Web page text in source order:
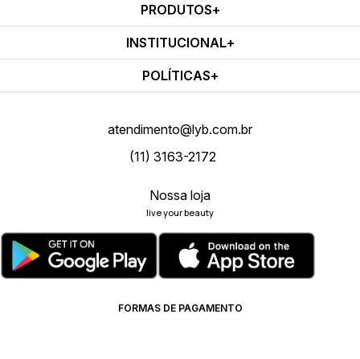
PRODUTOS
INSTITUCIONAL
POLÍTICAS
atendimento@lyb.com.br
(11) 3163-2172
Nossa loja
live your beauty
FORMAS DE PAGAMENTO